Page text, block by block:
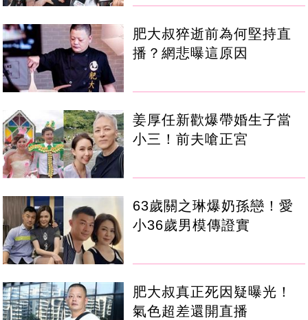
肥大叔猝逝前為何堅持直
播？網悲曝這原因
姜厚任新歡爆帶婚生子當
小三！前夫嗆正宮
63歲關之琳爆奶孫戀！愛
小36歲男模傳證實
肥大叔真正死因疑曝光！
氣色超差還開直播